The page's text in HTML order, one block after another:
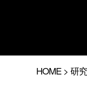
HOME > 研